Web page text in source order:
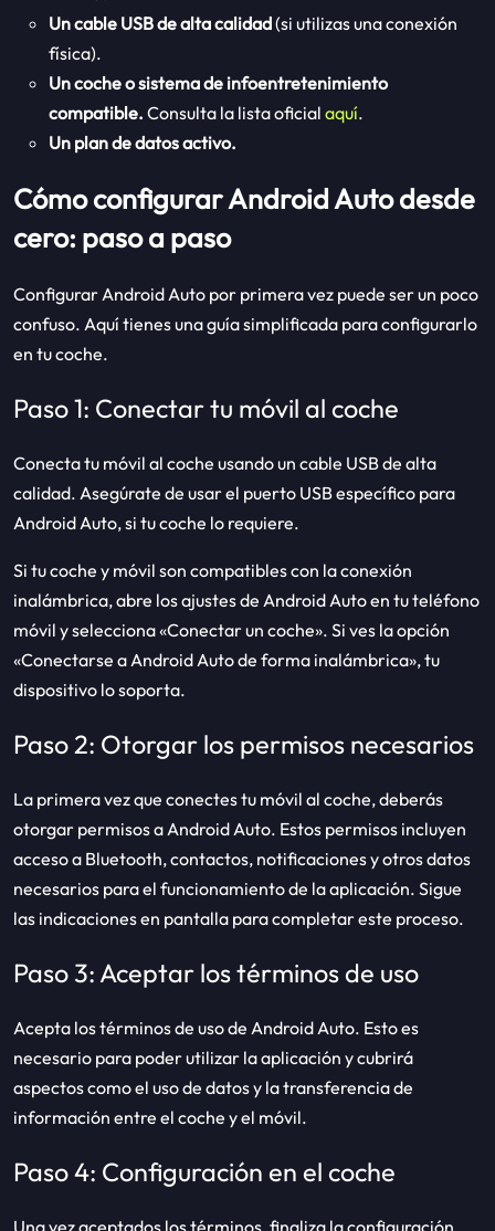
Un cable USB de alta calidad(si utilizas una conexión
física).
Un coche o sistema de infoentretenimiento
compatible. Consulta la lista oficial aquí.
Un plan de datos activo.
Cómo configurar Android Auto desde
cero: paso a paso
Configurar Android Auto por primera vez puede ser un poco
confuso. Aquí tienes una guía simplificada para configurarlo
en tu coche.
Paso 1: Conectar tu móvil al coche
Conecta tu móvil al coche usando un cable USB de alta
calidad. Asegúrate de usar el puerto USB específico para
Android Auto, si tu coche lo requiere.
Si tu coche y móvil son compatibles con la conexión
inalámbrica, abre los ajustes de Android Auto en tu teléfono
móvil y selecciona «Conectar un coche». Si ves la opción
«Conectarse a Android Auto de forma inalámbrica», tu
dispositivo lo soporta.
Paso 2: Otorgar los permisos necesarios
La primera vez que conectes tu móvil al coche, deberás
otorgar permisos a Android Auto. Estos permisos incluyen
acceso a Bluetooth, contactos, notificaciones y otros datos
necesarios para el funcionamiento de la aplicación. Sigue
las indicaciones en pantalla para completar este proceso.
Paso 3: Aceptar los términos de uso
Acepta los términos de uso de Android Auto. Esto es
necesario para poder utilizar la aplicación y cubrirá
aspectos como el uso de datos y la transferencia de
información entre el coche y el móvil.
Paso 4: Configuración en el coche
Una vez aceptados los términos, finaliza la configuración